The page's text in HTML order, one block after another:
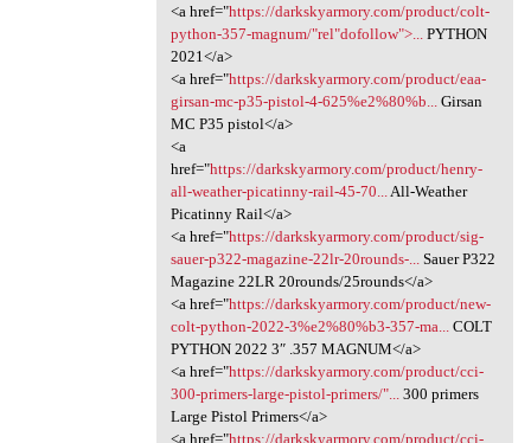
<a href="https://darkskyarmory.com/product/colt-
python-357-magnum/"rel"dofollow">...
PYTHON
2021</a>
<a href="https://darkskyarmory.com/product/eaa-
girsan-mc-p35-pistol-4-625%e2%80%b...
Girsan
MC P35 pistol</a>
<a
href="https://darkskyarmory.com/product/henry-
all-weather-picatinny-rail-45-70...
All-Weather
Picatinny Rail</a>
<a href="https://darkskyarmory.com/product/sig-
sauer-p322-magazine-22lr-20rounds-...
Sauer P322
Magazine 22LR 20rounds/25rounds</a>
<a href="https://darkskyarmory.com/product/new-
colt-python-2022-3%e2%80%b3-357-ma...
COLT
PYTHON 2022 3″ .357 MAGNUM</a>
<a href="https://darkskyarmory.com/product/cci-
300-primers-large-pistol-primers/"...
300 primers
Large Pistol Primers</a>
<a href="https://darkskyarmory.com/product/cci-